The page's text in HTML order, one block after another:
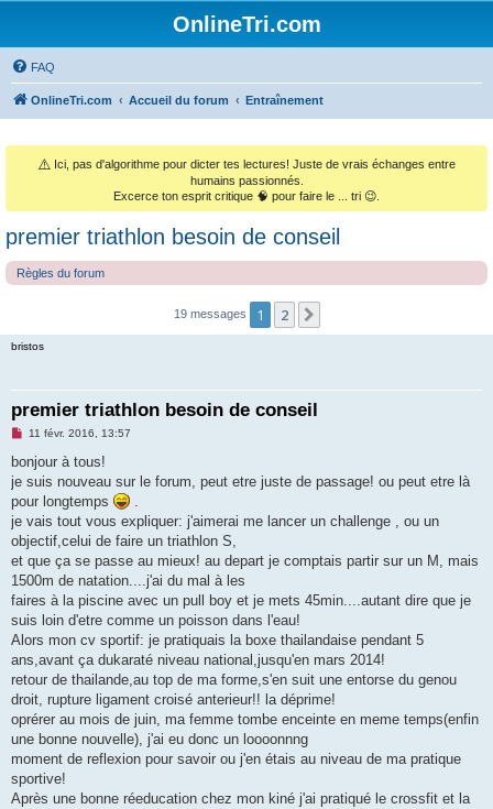
OnlineTri.com
FAQ
OnlineTri.com Accueil du forum Entraînement
⚠️ Ici, pas d'algorithme pour dicter tes lectures! Juste de vrais échanges entre
humains passionnés.
Excerce ton esprit critique 🧠 pour faire le ... tri 😉.
premier triathlon besoin de conseil
Règles du forum
19 messages 1 2
bristos
premier triathlon besoin de conseil
M
s
a
g
n
o
n
u
11 févr. 2016, 13:57
bonjour à tous!
je suis nouveau sur le forum, peut etre juste de passage! ou peut etre là
pour longtemps
je vais tout vous expliquer: j'aimerai me lancer un challenge , ou un
objectif,celui de faire un triathlon S,
et que ça se passe au mieux! au depart je comptais partir sur un M, mais
1500m de natation....j'ai du mal à les
faires à la piscine avec un pull boy et je mets 45min....autant dire que je
suis loin d'etre comme un poisson dans l'eau!
Alors mon cv sportif: je pratiquais la boxe thailandaise pendant 5
ans,avant ça dukaraté niveau national,jusqu'en mars 2014!
retour de thailande,au top de ma forme,s'en suit une entorse du genou
droit, rupture ligament croisé anterieur!! la déprime!
oprérer au mois de juin, ma femme tombe enceinte en meme temps(enfin
une bonne nouvelle), j'ai eu donc un loooonnng
moment de reflexion pour savoir ou j'en étais au niveau de ma pratique
sportive!
Après une bonne réeducation chez mon kiné j'ai pratiqué le crossfit et la